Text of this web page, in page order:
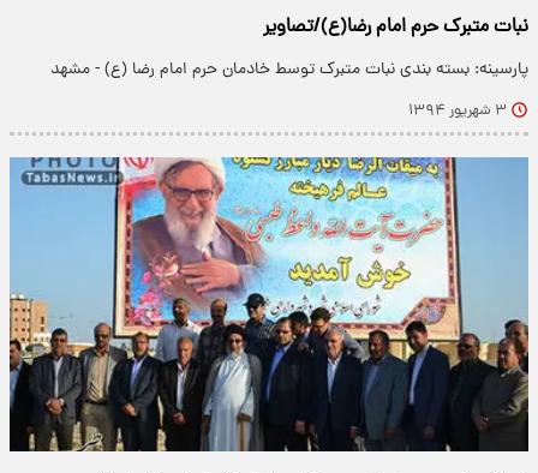
نبات متبرک حرم امام رضا(ع)/تصاویر
پارسینه: بسته بندی نبات متبرک توسط خادمان حرم امام رضا (ع) - مشهد
۳ شهریور ۱۳۹۴